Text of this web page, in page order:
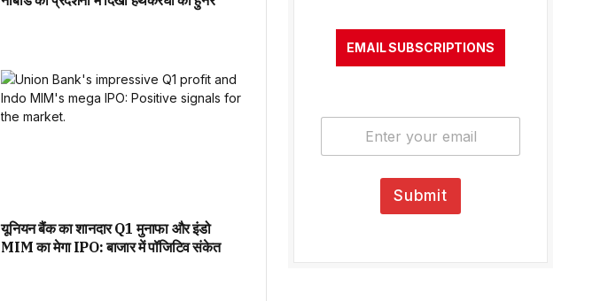
यूनियन बैंक का शानदार Q1 मुनाफा और इंडो
MIM का मेगा IPO: बाजार में पॉजिटिव संकेत
EMAIL SUBSCRIPTIONS
E
a
Submit